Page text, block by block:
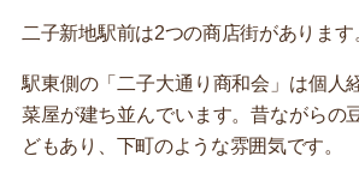
二子新地駅前は2つの商店街があります
駅東側の「二子大通り商和会」は個人
菜屋が建ち並んでいます。昔ながらの
どもあり、下町のような雰囲気です。